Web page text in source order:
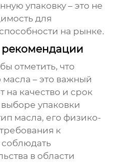
упаковку – это не
для
на рынке.
отметить, что
масла – это важный
на качество и срок
упаковки
масла, его физико-
к
в области